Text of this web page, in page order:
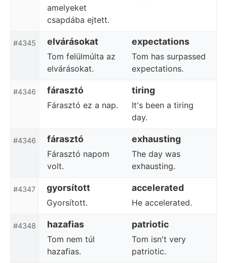
amelyeket
csapdába ejtett.
#4345 elvárásokat expectations
Tom felülmúlta az
elvárásokat.
Tom has surpassed
expectations.
#4346 fárasztó tiring
Fárasztó ez a nap.
It's been a tiring
day.
#4346 fárasztó exhausting
Fárasztó napom
volt.
The day was
exhausting.
#4347 gyorsított accelerated
Gyorsított. He accelerated.
#4348 hazafias patriotic
Tom nem túl
hazafias.
Tom isn't very
patriotic.